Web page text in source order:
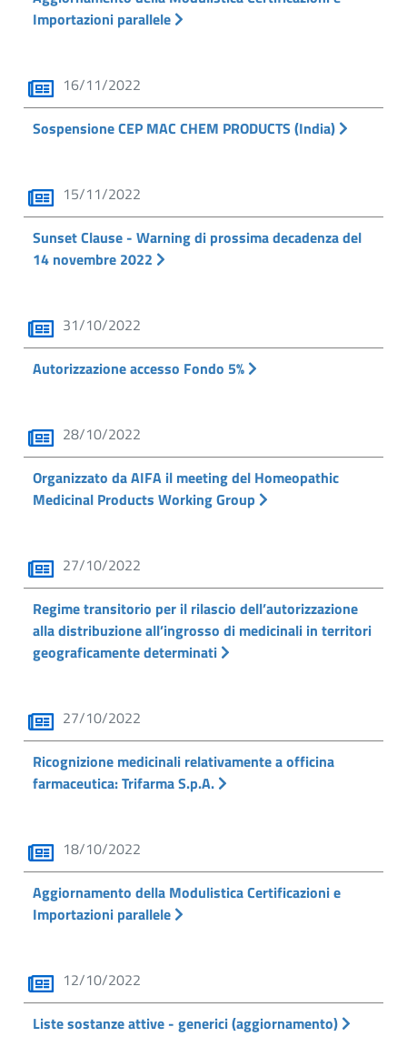
Importazioni parallele
16/11/2022
Sospensione CEP MAC CHEM PRODUCTS (India)
15/11/2022
Sunset Clause - Warning di prossima decadenza del
14 novembre 2022
31/10/2022
Autorizzazione accesso Fondo 5%
28/10/2022
Organizzato da AIFA il meeting del Homeopathic
Medicinal Products Working Group
27/10/2022
Regime transitorio per il rilascio dell’autorizzazione
alla distribuzione all’ingrosso di medicinali in territori
geograficamente determinati
27/10/2022
Ricognizione medicinali relativamente a officina
farmaceutica: Trifarma S.p.A.
18/10/2022
Aggiornamento della Modulistica Certificazioni e
Importazioni parallele
12/10/2022
Liste sostanze attive - generici (aggiornamento)